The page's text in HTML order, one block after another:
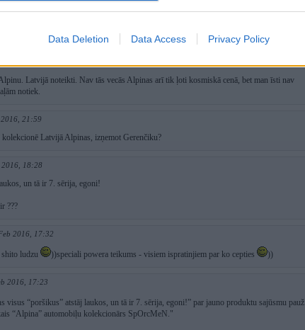
Data Deletion Data Access Privacy Policy
22:49
Latvijā noteikti. Nav tās vecās Alpinas arī tik ļoti kosmiskā cenā, bet man īsti nav
notiek.
21:59
Latvijā Alpinas, izņemot Gerenčiku?
18:28
un tā ir 7. sērija, egoni!
???
2016, 17:32
ludzu ))speciali powera teikums - visiem ispratinjiem par ko cepties ))
2016, 17:23
visus “poršikus” atstāj laukos, un tā ir 7. sērija, egoni!” par jauno produktu sajūsmu pauž
“Alpina” automobiļu kolekcionārs SpOrcMeN."